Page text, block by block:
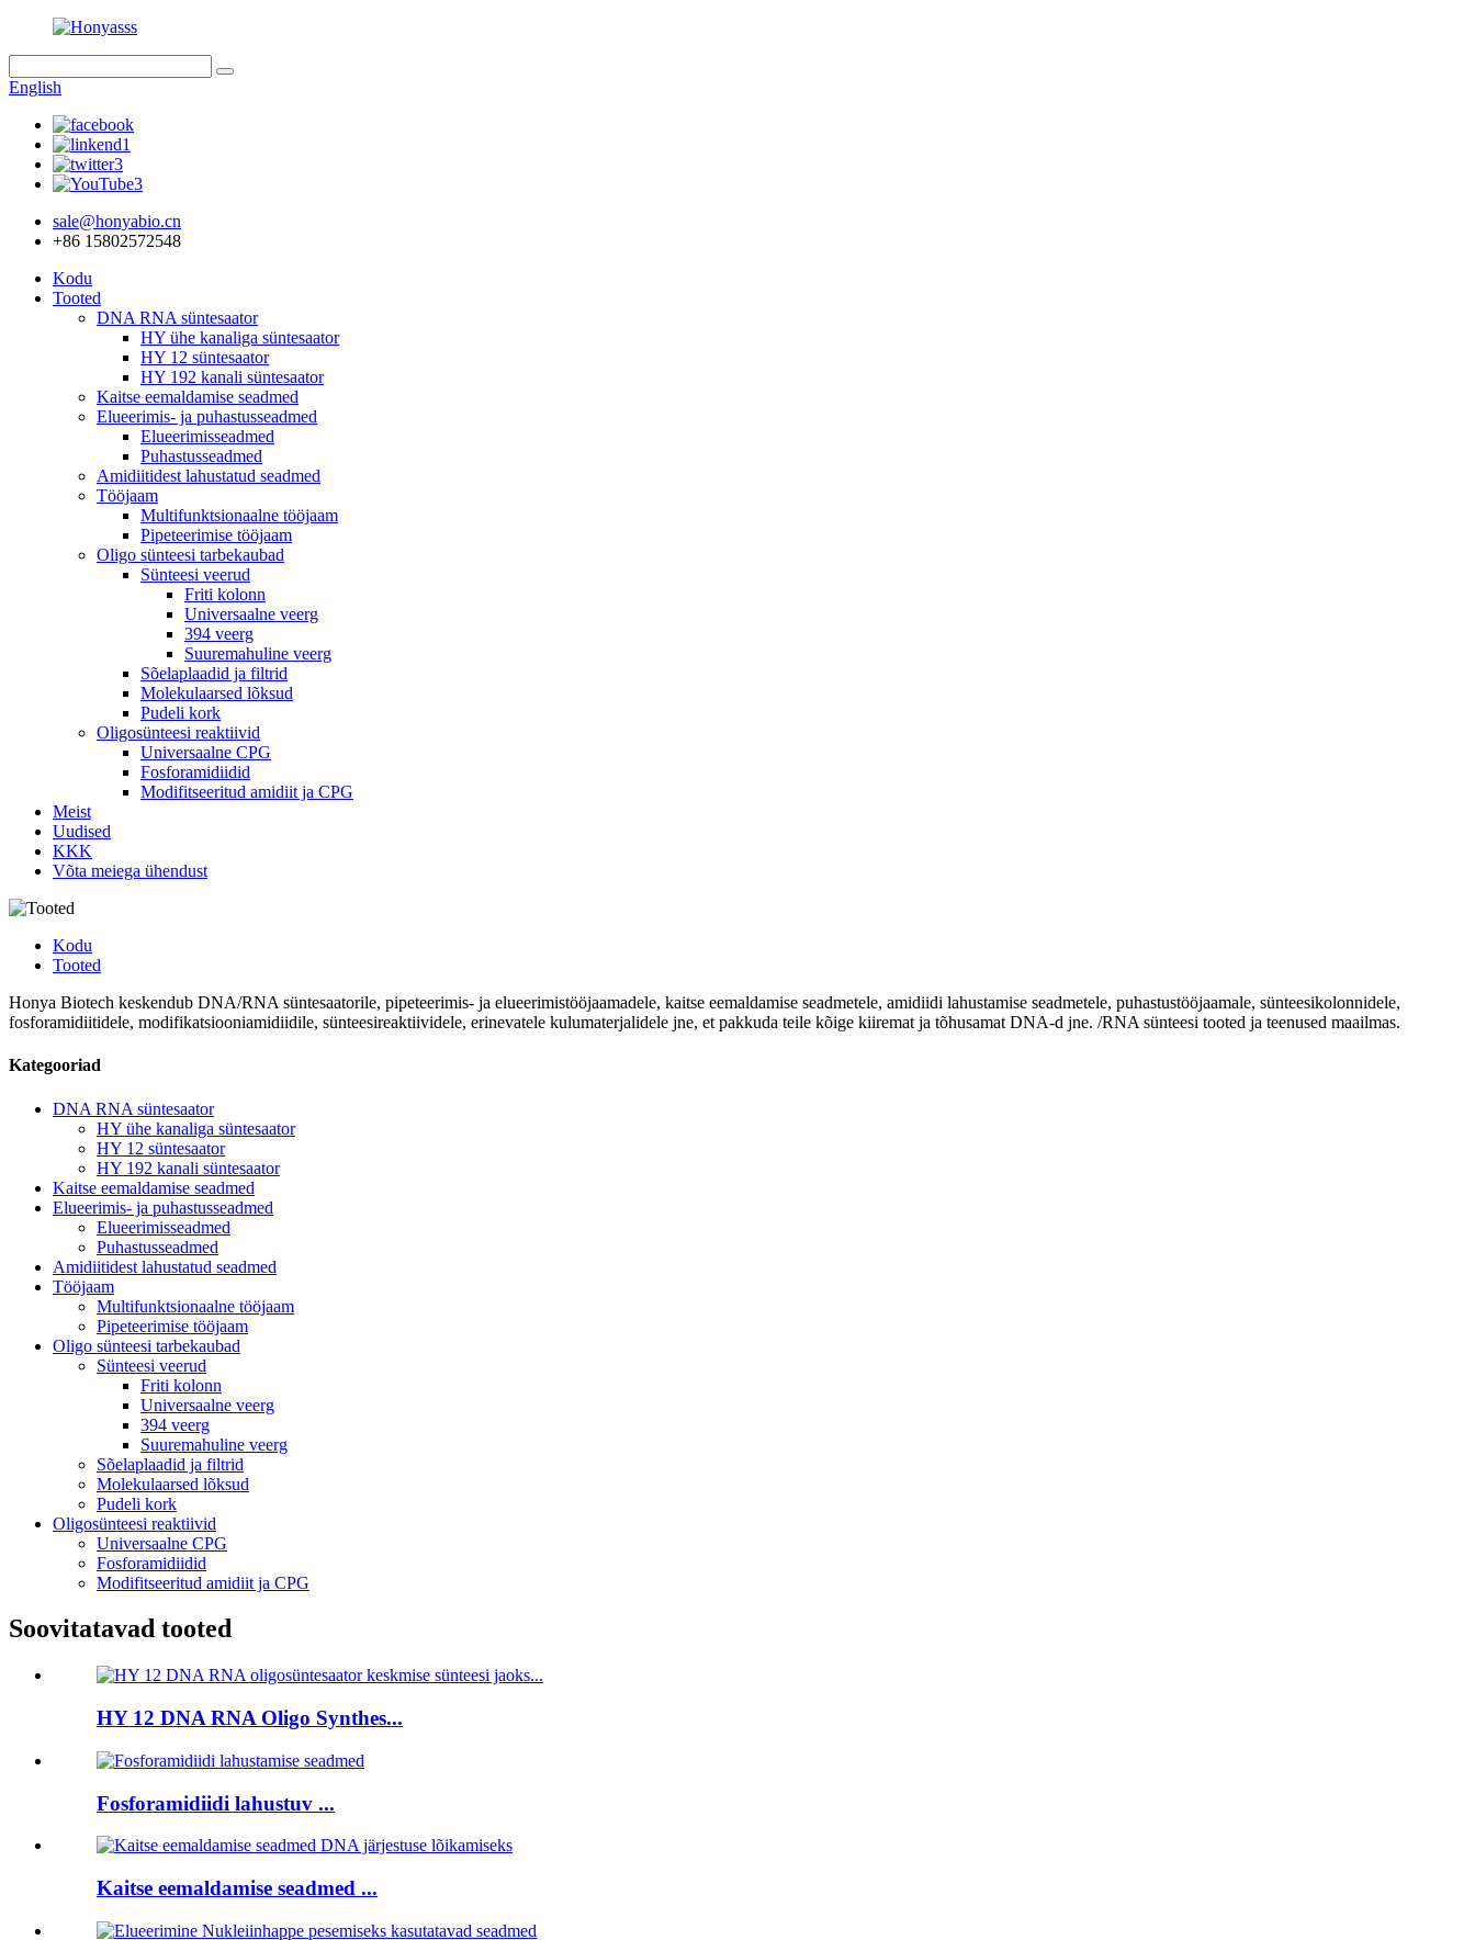
English
sale@honyabio.cn
+86 15802572548
Kodu
Tooted
DNA RNA süntesaator
HY ühe kanaliga süntesaator
HY 12 süntesaator
HY 192 kanali süntesaator
Kaitse eemaldamise seadmed
Elueerimis- ja puhastusseadmed
Elueerimisseadmed
Puhastusseadmed
Amidiitidest lahustatud seadmed
Tööjaam
Multifunktsionaalne tööjaam
Pipeteerimise tööjaam
Oligo sünteesi tarbekaubad
Sünteesi veerud
Friti kolonn
Universaalne veerg
394 veerg
Suuremahuline veerg
Sõelaplaadid ja filtrid
Molekulaarsed lõksud
Pudeli kork
Oligosünteesi reaktiivid
Universaalne CPG
Fosforamidiidid
Modifitseeritud amidiit ja CPG
Meist
Uudised
KKK
Võta meiega ühendust
Kodu
Tooted
Honya Biotech keskendub DNA/RNA süntesaatorile, pipeteerimis- ja elueerimistööjaamadele, kaitse eemaldamise seadmetele, amidiidi lahustamise seadmetele, puhastustööjaamale, sünteesikolonnidele,
fosforamidiitidele, modifikatsiooniamidiidile, sünteesireaktiividele, erinevatele kulumaterjalidele jne, et pakkuda teile kõige kiiremat ja tõhusamat DNA-d jne. /RNA sünteesi tooted ja teenused maailmas.
Kategooriad
DNA RNA süntesaator
HY ühe kanaliga süntesaator
HY 12 süntesaator
HY 192 kanali süntesaator
Kaitse eemaldamise seadmed
Elueerimis- ja puhastusseadmed
Elueerimisseadmed
Puhastusseadmed
Amidiitidest lahustatud seadmed
Tööjaam
Multifunktsionaalne tööjaam
Pipeteerimise tööjaam
Oligo sünteesi tarbekaubad
Sünteesi veerud
Friti kolonn
Universaalne veerg
394 veerg
Suuremahuline veerg
Sõelaplaadid ja filtrid
Molekulaarsed lõksud
Pudeli kork
Oligosünteesi reaktiivid
Universaalne CPG
Fosforamidiidid
Modifitseeritud amidiit ja CPG
Soovitatavad tooted
HY 12 DNA RNA Oligo Synthes...
Fosforamidiidi lahustuv ...
Kaitse eemaldamise seadmed ...